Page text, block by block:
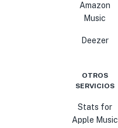
Amazon
Music
Deezer
OTROS
SERVICIOS
Stats for
Apple Music